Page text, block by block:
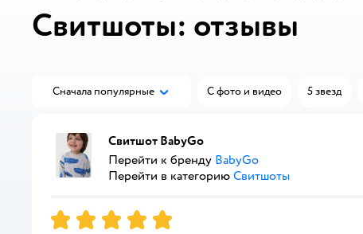
Свитшоты: отзывы
Сначала популярные С фото и видео 5 звезд
Свитшот BabyGo
Перейти к бренду BabyGo
Перейти в категорию Свитшоты
Рейтинг:5